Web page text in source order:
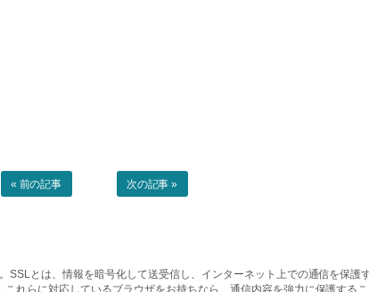
« 前の記事 次の記事 »
SSLとは、情報を暗号化して送受信し、インターネット上での通信を保